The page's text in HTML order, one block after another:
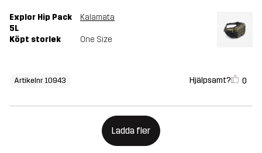
Explor Hip Pack
5L
Kalamata
Köpt storlek One Size
Artikelnr 10943 Hjälpsamt? 0
Ladda fler